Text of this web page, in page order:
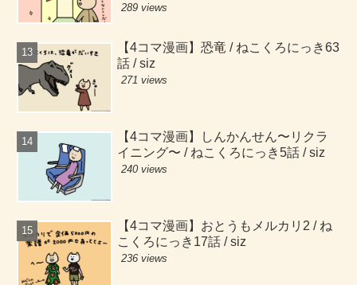
289 views
【4コマ漫画】恐竜 / ねこくろにっき63
話 / siz
271 views
【4コマ漫画】しんかんせん〜リクラ
イニング〜 / ねこくろにっき5話 / siz
240 views
【4コマ漫画】おとうもメルカリ2 / ね
こくろにっき17話 / siz
236 views